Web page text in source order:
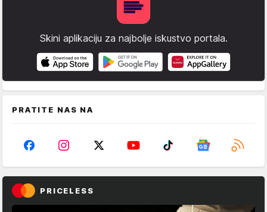
Skini aplikaciju za najbolje iskustvo portala.
PRATITE NAS NA
PRICELESS